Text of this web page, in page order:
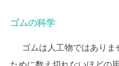
ゴムの科学
ゴムは人工物ではあり